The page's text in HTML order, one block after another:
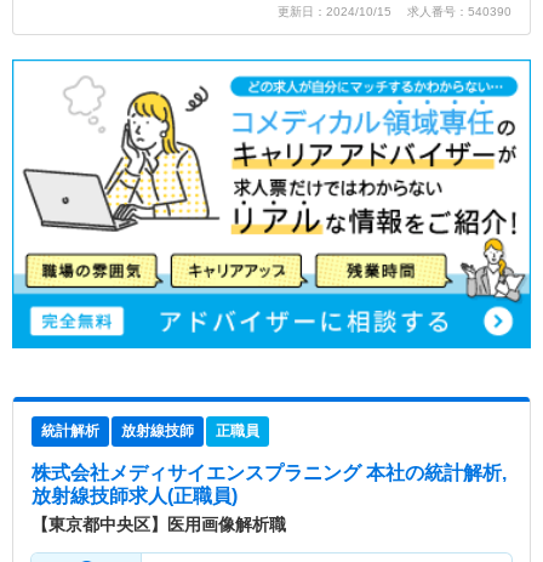
更新日：2024/10/15 求人番号：540390
統計解析 放射線技師 正職員
株式会社メディサイエンスプラニング 本社の統計解析,
放射線技師求人(正職員)
【東京都中央区】医用画像解析職